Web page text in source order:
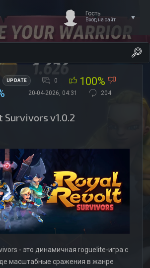
Гость
Вход на сайт
UPDATE 0 100%
20-04-2026, 04:31 204
Survivors v1.0.2
- это динамичная roguelite-игра с
масштабные сражения в жанре